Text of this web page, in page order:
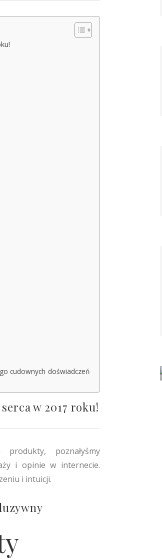
cudownych doświadczeń
w 2017 roku!
poznałyśmy
i opinie w internecie.
i intuicji.